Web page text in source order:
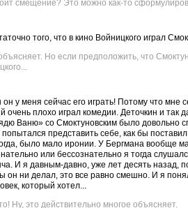
смещение? Это можно как-то
того, что в кино Войницкого играл
Но если предположить, что
у меня сейчас его играть! Потому что мне
очень плохо играл комедии. Деточкин и
Ваню» со Смоктуновским было довольно
представить себе, как бы
было мало иронии. У Бергмана вообще
или бессознательно я тогда
И я давным-давно, уже лет десять назад,
он ни делал, это все равно смешно. И я
который хотел...
Ну, это действительно многое объясняет.